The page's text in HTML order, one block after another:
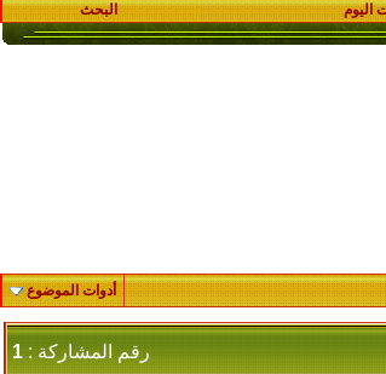
اليوم البحث
أدوات الموضوع
رقم المشاركة : 1